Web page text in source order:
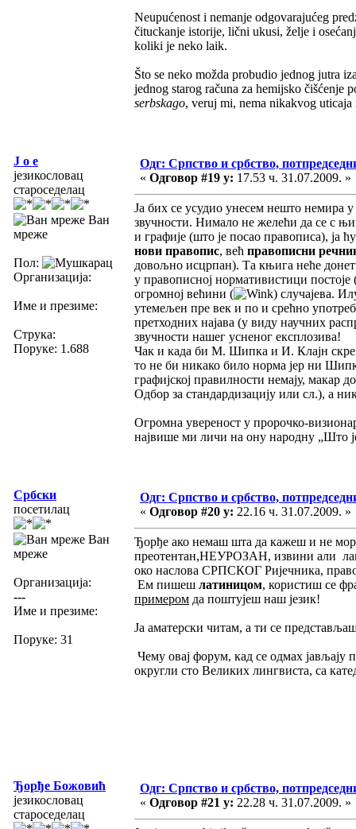
Neupućenost i nemanje odgovarajućeg
čituckanje istorije, lični ukusi, želje i
koliki je neko laik.
Što se neko možda probudio jednog jutra
jednog starog računa za hemijsko čišćenje
serbskago, veruj mi, nema nikakvog
J o e
језикословац
староседелац
Ван
мреже
Пол:
Организација:
Име и презиме:
Струка:
Поруке: 1.688
Одг: Српство и србство,
« Одговор #19 у: 17.53 ч. 31.07.2009. »
Ја бих се усудио унесем нешто немира
звучности. Нимало не желећи да се с
и графије (што је посао правописа),
нови правопис, већ правописни
довољно исцрпан). Та књига неће
у правописној нормативистици
огромној већини (
) случајева.
утемељен пре век и по и срећно
претходних најава (у виду научних
звучности нашег усненог експлозива!
Чак и када би М. Шипка и И. Клајн
то не би никако било норма јер ни
графијској правилности немају, макар
Одбор за стандардизацију или сл.), а
Огромна увереност у пророчко-
највише ми личи на ону народну „Што
Србски
посетилац
Ван
мреже
Организација:
---
Име и презиме:
Поруке: 31
Одг: Српство и србство,
« Одговор #20 у: 22.16 ч. 31.07.2009. »
Ђорђе ако немаш шта да кажеш и не
преотентан,НЕУРОЗАН, извини али
око наслова СРПСКОГ Ријечника,
Ем пишеш латиницом, користиш се
примером да поштујеш наш језик!
Ја аматерски читам, а ти се
Чему овај форум, кад се одмах
округли сто Великих лингвиста, са
Ђорђе Божовић
језикословац
староседелац
Одг: Српство и србство,
« Одговор #21 у: 22.28 ч. 31.07.2009. »